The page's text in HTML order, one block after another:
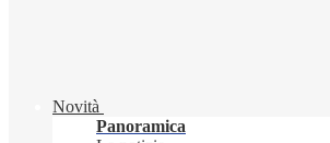
Novità
Panoramica